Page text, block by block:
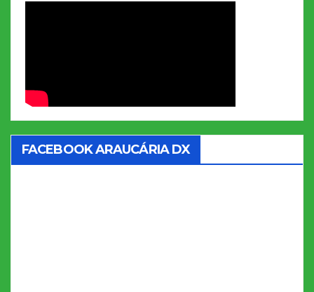
FACEBOOK ARAUCÁRIA DX